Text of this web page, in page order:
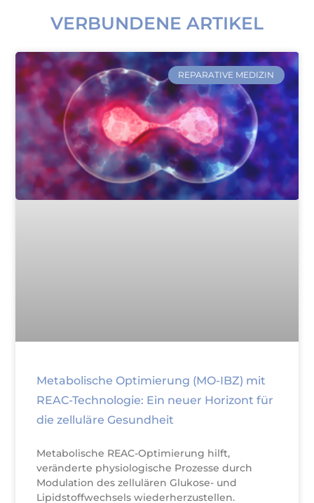
VERBUNDENE ARTIKEL
REPARATIVE MEDIZIN
Metabolische Optimierung (MO-IBZ) mit
REAC-Technologie: Ein neuer Horizont für
die zelluläre Gesundheit
Metabolische REAC-Optimierung hilft,
veränderte physiologische Prozesse durch
Modulation des zellulären Glukose- und
Lipidstoffwechsels wiederherzustellen.